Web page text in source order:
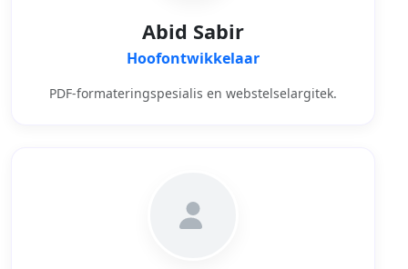
Abid Sabir
Hoofontwikkelaar
PDF-formateringspesialis en webstelselargitek.